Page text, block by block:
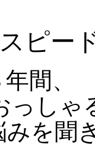
ピー
間、
っしゃ
みを聞